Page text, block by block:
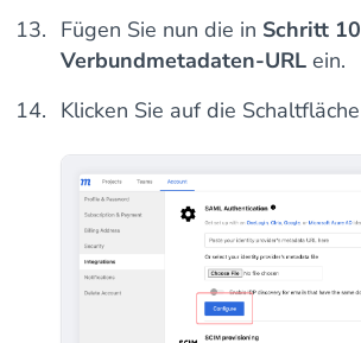
Fügen Sie nun die in Schritt 10
Verbundmetadaten-URL ein.
Klicken Sie auf die Schaltfläche